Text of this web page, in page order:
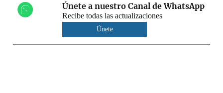
Únete a nuestro Canal de WhatsApp
Recibe todas las actualizaciones
Únete